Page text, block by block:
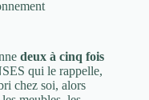
deux à cinq fois
qui le rappelle,
chez soi, alors